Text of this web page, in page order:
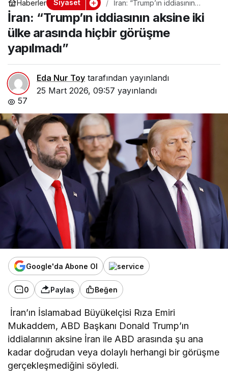
Haberler Siyaset
İran: “Trump’ın iddiasının
aksine iki ülke arasında hiçbir
görüşme yapılmadı”
İran: “Trump’ın iddiasının aksine iki
ülke arasında hiçbir görüşme
yapılmadı”
Eda Nur Toy tarafından yayınlandı
25 Mart 2026, 09:57 yayınlandı
57
Google'da Abone Ol
0 Paylaş Beğen
İran’ın İslamabad Büyükelçisi Rıza Emiri
Mukaddem, ABD Başkanı Donald Trump’ın
iddialarının aksine İran ile ABD arasında şu ana
kadar doğrudan veya dolaylı herhangi bir görüşme
gerçekleşmediğini söyledi.